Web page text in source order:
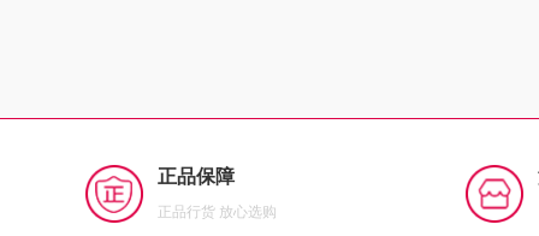
正品保障
正品行货 放心选购